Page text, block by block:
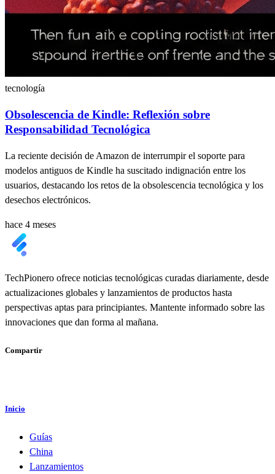
tecnología
Obsolescencia de Kindle: Reflexión sobre
Responsabilidad Tecnológica
La reciente decisión de Amazon de interrumpir el soporte para
modelos antiguos de Kindle ha suscitado indignación entre los
usuarios, destacando los retos de la obsolescencia tecnológica y los
desechos electrónicos.
hace 4 meses
TechPionero ofrece noticias tecnológicas curadas diariamente, desde
actualizaciones globales y lanzamientos de productos hasta
perspectivas aptas para principiantes. Mantente informado sobre las
innovaciones que dan forma al mañana.
Compartir
Inicio
Guías
China
Lanzamientos